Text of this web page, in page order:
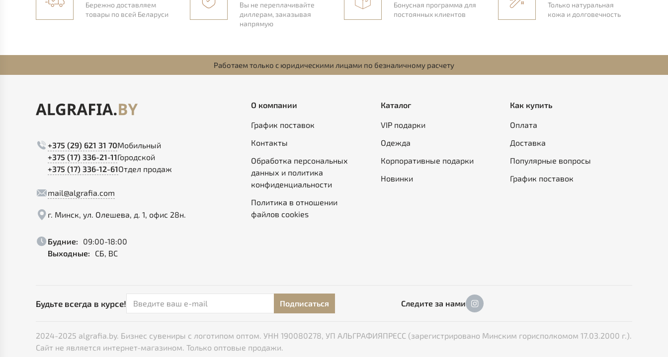
Бережно доставляем
товары по всей Беларуси
Вы не переплачивайте
диллерам, заказывая
напрямую
Бонусная программа для
постоянных клиентов
Только натуральная
кожа и долговечность
Работаем только с юридическими лицами по безналичному расчету
+375 (29) 621 31 70Мобильный
+375 (17) 336-21-11Городской
+375 (17) 336-12-61Отдел продаж
mail@algrafia.com
г. Минск, ул. Олешева, д. 1, офис 28н.
Будние:
09:00-18:00
Выходные:
СБ, ВС
О компании
График поставок
Контакты
Обработка персональных
данных и политика
конфиденциальности
Политика в отношении
файлов cookies
Каталог
VIP подарки
Одежда
Корпоративные подарки
Новинки
Как купить
Оплата
Доставка
Популярные вопросы
График поставок
Будьте всегда в курсе! Подписаться Следите за нами
2024-2025 algrafia.by. Бизнес сувениры с логотипом оптом. УНН 190080278, УП АЛЬГРАФИЯПРЕСС (зарегистрировано Минским горисполкомом 17.03.2000 г.).
Сайт не является интернет-магазином. Только оптовые продажи.